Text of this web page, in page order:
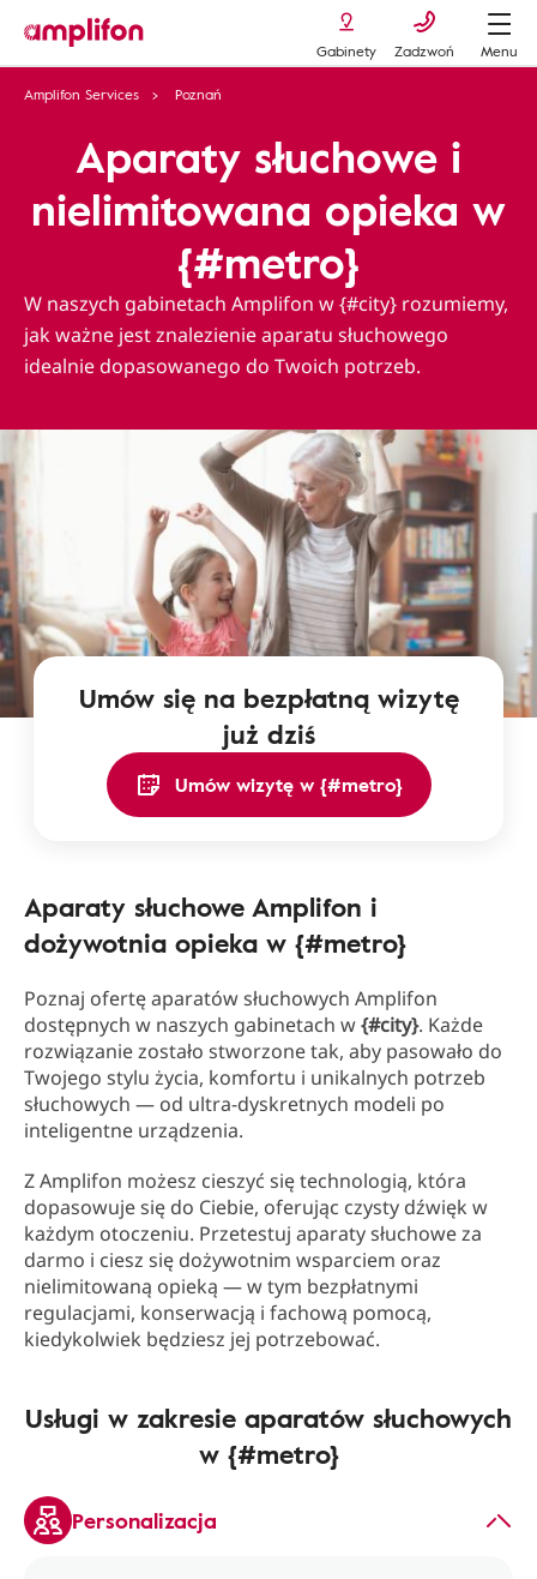
Gabinety Zadzwoń
Menu
Amplifon Services
Poznań
Aparaty słuchowe i
nielimitowana opieka w
{#metro}
W naszych gabinetach Amplifon w {#city} rozumiemy,
jak ważne jest znalezienie aparatu słuchowego
idealnie dopasowanego do Twoich potrzeb.
Umów się na bezpłatną wizytę
już dziś
Umów wizytę w {#metro}
Aparaty słuchowe Amplifon i
dożywotnia opieka w {#metro}
Poznaj ofertę aparatów słuchowych Amplifon
dostępnych w naszych gabinetach w{#city}. Każde
rozwiązanie zostało stworzone tak, aby pasowało do
Twojego stylu życia, komfortu i unikalnych potrzeb
słuchowych — od ultra-dyskretnych modeli po
inteligentne urządzenia.
Z Amplifon możesz cieszyć się technologią, która
dopasowuje się do Ciebie, oferując czysty dźwięk w
każdym otoczeniu. Przetestuj aparaty słuchowe za
darmo i ciesz się dożywotnim wsparciem oraz
nielimitowaną opieką — w tym bezpłatnymi
regulacjami, konserwacją i fachową pomocą,
kiedykolwiek będziesz jej potrzebować.
Usługi w zakresie aparatów słuchowych
w {#metro}
Personalizacja